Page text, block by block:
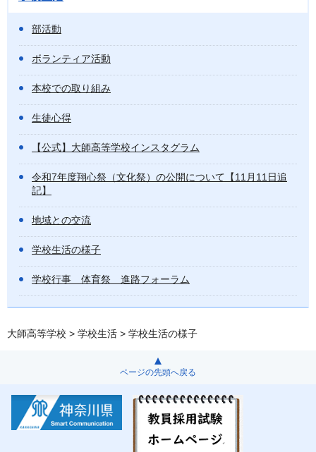
部活動
ボランティア活動
本校での取り組み
生徒心得
【公式】大師高等学校インスタグラム
令和7年度翔心祭（文化祭）の公開について【11月11日追
記】
地域との交流
学校生活の様子
学校行事 体育祭 進路フォーラム
大師高等学校 > 学校生活 > 学校生活の様子
ページの先頭へ戻る